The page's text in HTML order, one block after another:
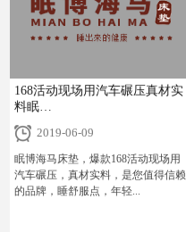
168活动现场用汽车碾压真材实
料眠…
2019-06-09
眠博海马床垫，爆款168活动现场用
汽车碾压，真材实料，是您值得信赖
的品牌，睡舒服点，年轻...